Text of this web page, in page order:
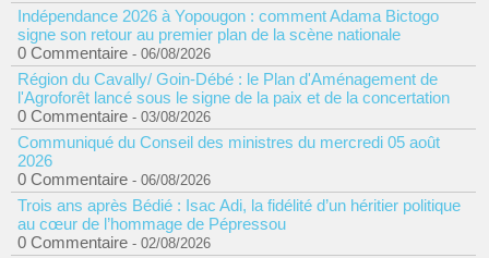
Indépendance 2026 à Yopougon : comment Adama Bictogo
signe son retour au premier plan de la scène nationale
0 Commentaire - 06/08/2026
Région du Cavally/ Goin-Débé : le Plan d'Aménagement de
l'Agroforêt lancé sous le signe de la paix et de la concertation
0 Commentaire - 03/08/2026
Communiqué du Conseil des ministres du mercredi 05 août
2026
0 Commentaire - 06/08/2026
Trois ans après Bédié : Isac Adi, la fidélité d’un héritier politique
au cœur de l’hommage de Pépressou
0 Commentaire - 02/08/2026